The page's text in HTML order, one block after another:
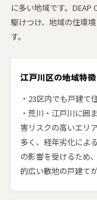
に多い地域です。DEAP
駆けつけ、地域の住環
す。
江戸川区の地域特徴
・23区内でも戸建て
・荒川・江戸川に囲
害リスクの高いエリ
多く、経年劣化によ
の影響を受けるため
的広い敷地の戸建て